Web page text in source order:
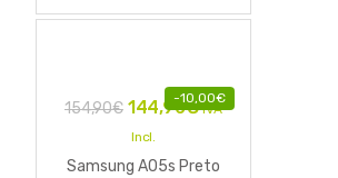
-10,00€
154,90€ 144,90€ IVA
Incl.
Samsung A05s Preto